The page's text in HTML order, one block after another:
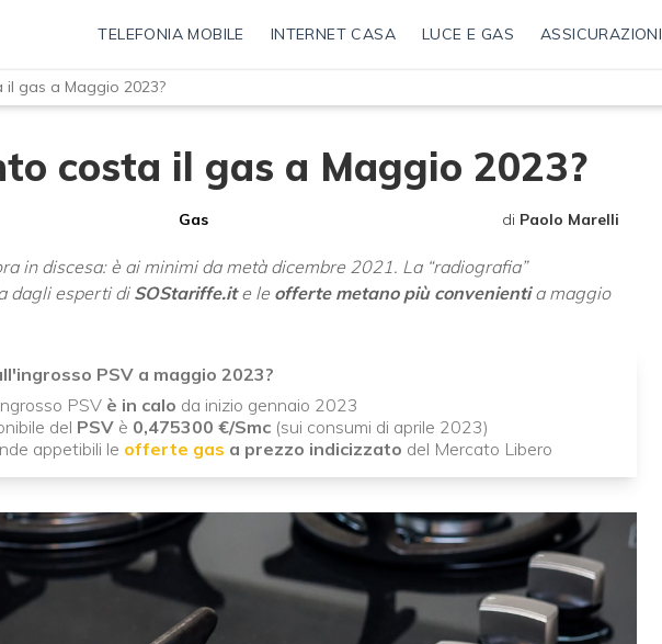
TELEFONIA MOBILE INTERNET CASA LUCE E GAS ASSICURAZIONI
il gas a Maggio 2023?
costa il gas a Maggio 2023?
Gas di Paolo Marelli
in discesa: è ai minimi da metà dicembre 2021. La “radiografia”
dagli esperti di SOStariffe.ite le offerte metano più convenientia maggio
PSV a maggio 2023?
PSV è in calo da inizio gennaio 2023
del PSV è 0,475300 €/Smc (sui consumi di aprile 2023)
appetibili le offerte gas a prezzo indicizzato del Mercato Libero